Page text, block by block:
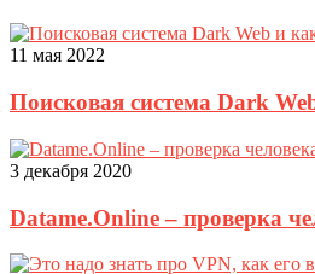
11 мая 2022
Поисковая система Dark
3 декабря 2020
Datame.Online – проверка